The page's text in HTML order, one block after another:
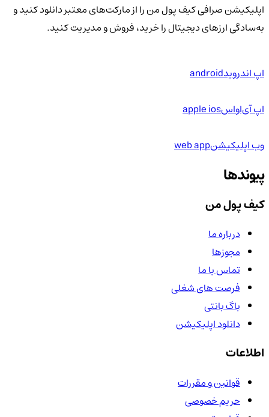
اپلیکیشن صرافی کیف پول من را از مارکت‌های معتبر دانلود کنید و
به‌سادگی ارزهای دیجیتال را خرید، فروش و مدیریت کنید.
اپ اندرویدandroid
اپ آی‌او‌اسapple ios
وب اپلیکیشنweb app
پیوندها
کیف پول من
درباره ما
مجوزها
تماس با ما
فرصت های شغلی
باگ بانتی
دانلود اپلیکیشن
اطلاعات
قوانین و مقررات
حریم خصوصی